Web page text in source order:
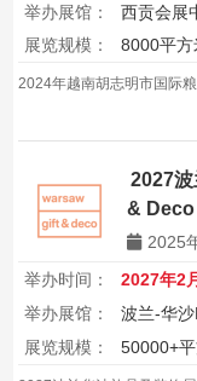
举办展馆：
西贡会展
展览规模：
8000平方
2024年越南胡志明市国际
2027
& Deco
2025
举办时间：
2027年2
举办展馆：
波兰-华
展览规模：
50000+